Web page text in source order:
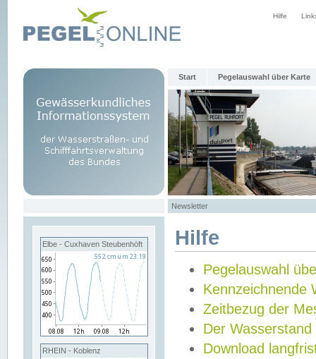
Hilfe
Start Pegelauswahl über Karte
Newsletter
Elbe - Cuxhaven Steubenhöft
RHEIN - Koblenz
Hilfe
Pegelauswahl
Kennzeichnende
Zeitbezug der
Der Wasserstand
Download